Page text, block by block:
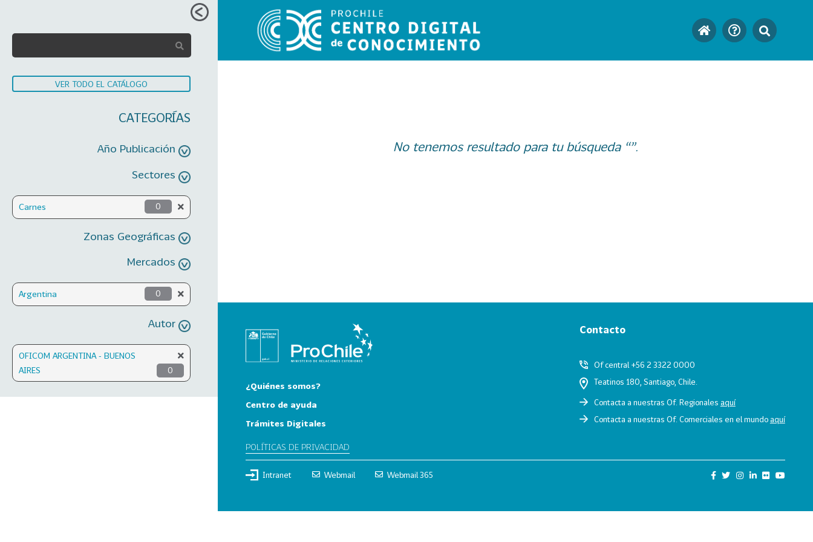
VER TODO EL CATÁLOGO
CATEGORÍAS
Año Publicación
Sectores
Carnes 0
Zonas Geográficas
Mercados
Argentina 0
Autor
OFICOM ARGENTINA - BUENOS
AIRES
0
No tenemos resultado para tu búsqueda “”.
¿Quiénes somos?
Centro de ayuda
Trámites Digitales
POLÍTICAS DE PRIVACIDAD
Contacto
Of central +56 2 3322 0000
Teatinos 180, Santiago, Chile.
Contacta a nuestras Of. Regionales aquí
Contacta a nuestras Of. Comerciales en el mundoaquí
Intranet Webmail Webmail 365